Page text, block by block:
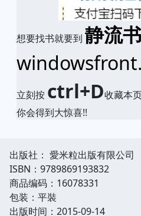
想要找书就要到 静流
立刻按 ctrl+D收藏本
你会得到大惊喜!!
出版社： 愛米粒出版有限公司
ISBN：9789869193832
商品编码：16078331
包装：平裝
出版时间：2015-09-14